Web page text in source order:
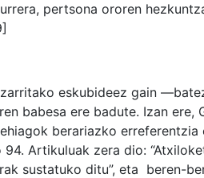
pertsona ororen
eskubideez gain
babesa ere badute. Izan ere,
berariazko
Artikuluak zera dio:
sustatuko ditu”, eta beren-